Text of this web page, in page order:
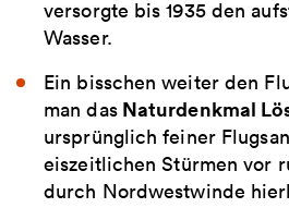
versorgte bis 1935 den
Wasser.
Ein bisschen weiter den
man dasNaturdenkmal
ursprünglich feiner
eiszeitlichen Stürmen vor
durch Nordwestwinde